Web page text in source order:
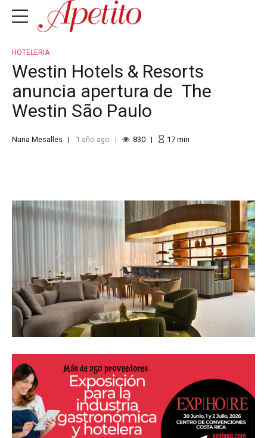
HOTELERIA
Westin Hotels & Resorts
anuncia apertura de The
Westin São Paulo
Nuria Mesalles 1 año ago 830 17min